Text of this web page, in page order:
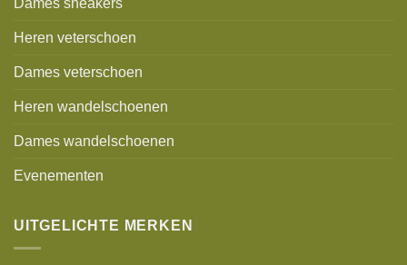
Dames sneakers
Heren veterschoen
Dames veterschoen
Heren wandelschoenen
Dames wandelschoenen
Evenementen
UITGELICHTE MERKEN